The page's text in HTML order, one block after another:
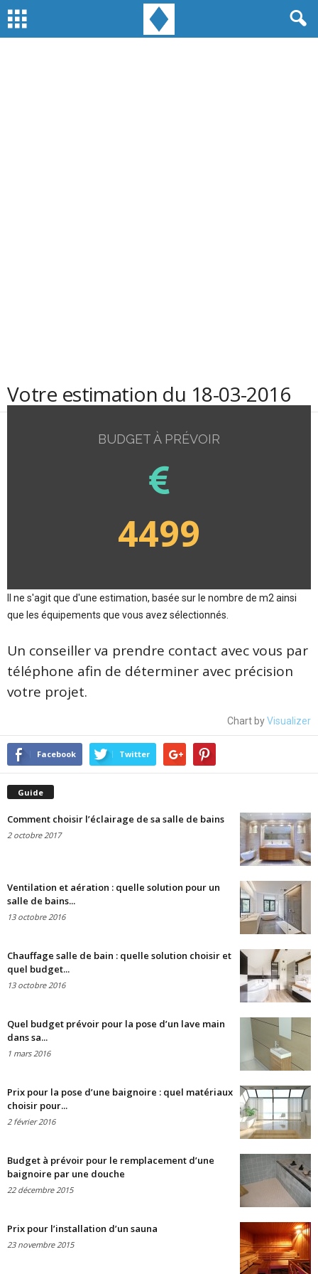
Votre estimation du 18-03-2016
BUDGET À PRÉVOIR
4499
Il ne s'agit que d'une estimation, basée sur le nombre de m2 ainsi
que les équipements que vous avez sélectionnés.
Un conseiller va prendre contact avec vous par
téléphone afin de déterminer avec précision
votre projet.
Chart byVisualizer
Facebook Twitter
Guide
Comment choisir l’éclairage de sa salle de bains
2 octobre 2017
Ventilation et aération : quelle solution pour un
salle de bains...
13 octobre 2016
Chauffage salle de bain : quelle solution choisir et
quel budget...
13 octobre 2016
Quel budget prévoir pour la pose d’un lave main
dans sa...
1 mars 2016
Prix pour la pose d’une baignoire : quel matériaux
choisir pour...
2 février 2016
Budget à prévoir pour le remplacement d’une
baignoire par une douche
22 décembre 2015
Prix pour l’installation d’un sauna
23 novembre 2015